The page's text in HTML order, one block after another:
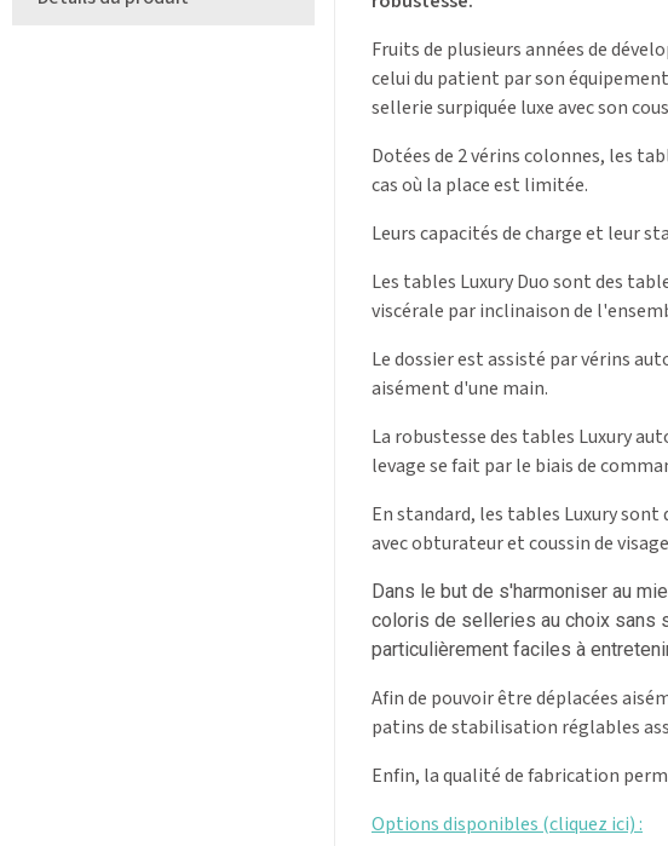
Fruits de plusieurs années de
celui du patient par son
sellerie surpiquée luxe avec son
Dotées de 2 vérins colonnes, les
cas où la place est limitée.
Leurs capacités de charge et leur
Les tables Luxury Duo sont des
viscérale par inclinaison de
Le dossier est assisté par vérins
aisément d'une main.
La robustesse des tables Luxury
levage se fait par le biais de
En standard, les tables Luxury
avec obturateur et coussin de
Dans le but de s'harmoniser au
coloris de selleries au choix sans
particulièrement faciles à
Afin de pouvoir être déplacées
patins de stabilisation réglables
Enfin, la qualité de fabrication
Options disponibles (cliquez ici) :